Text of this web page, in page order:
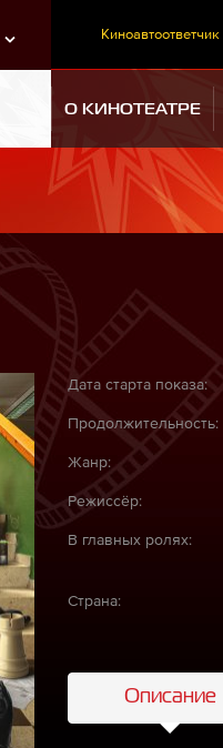
Киноавтоответчик
О КИНОТЕАТРЕ
Дата старта показа:
Продолжительность:
Жанр:
Режиссёр:
В главных ролях:
Страна:
Описание